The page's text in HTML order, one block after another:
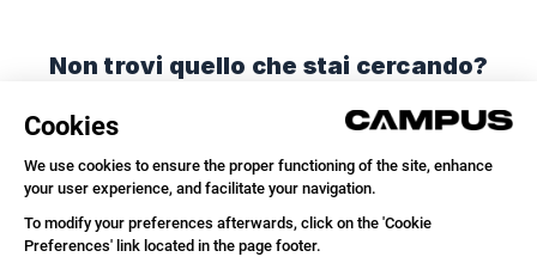
Non trovi quello che stai cercando?
Chatta con noi o inviaci un'email.
Chatta con noi Inviaci un'email